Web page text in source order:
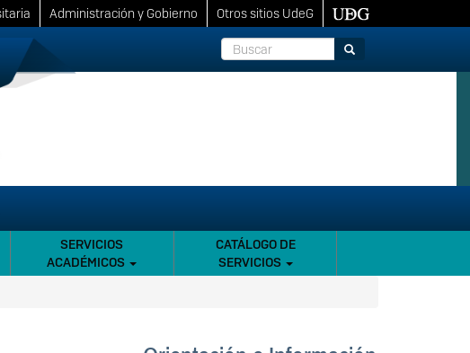
Administración y Gobierno
Otros sitios UdeG
Buscar
Buscar
SERVICIOS
ACADÉMICOS
CATÁLOGO DE
SERVICIOS